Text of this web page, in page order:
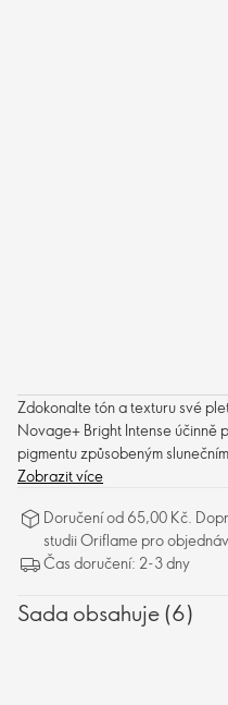
Zdokonalte tón a texturu své
Novage+ Bright Intense účinně
pigmentu způsobeným
akné a hormonálními změnami.
pleti. Obsahuje osm nejlepších
kategorii, které viditelně
dodávají pleti rozjasněný a
Zobrazit více
Doručení od 65,00 Kč.
studii Oriflame pro
Čas doručení: 2-3 dny
Sada obsahuje (6)